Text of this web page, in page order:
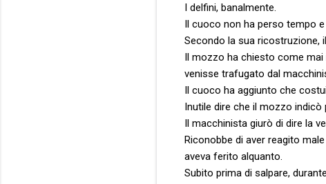
I delfini, banalmente.
Il cuoco non ha perso tempo
Secondo la sua ricostruzione,
Il mozzo ha chiesto come mai
venisse trafugato dal
Il cuoco ha aggiunto che
Inutile dire che il mozzo
Il macchinista giurò di dire la
Riconobbe di aver reagito
aveva ferito alquanto.
Subito prima di salpare,